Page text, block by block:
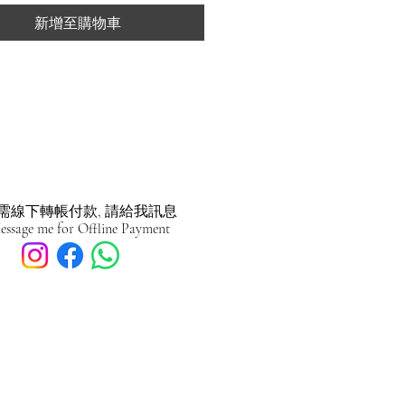
新增至購物車
線下轉帳付款, 請給我訊息
me for Offline Payment